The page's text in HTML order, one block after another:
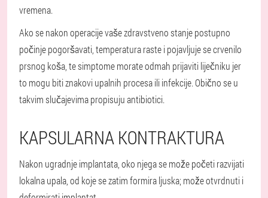
vremena.
Ako se nakon operacije vaše zdravstveno stanje postupno
počinje pogoršavati, temperatura raste i pojavljuje se crvenilo
prsnog koša, te simptome morate odmah prijaviti liječniku jer
to mogu biti znakovi upalnih procesa ili infekcije. Obično se u
takvim slučajevima propisuju antibiotici.
KAPSULARNA KONTRAKTURA
Nakon ugradnje implantata, oko njega se može početi razvijati
lokalna upala, od koje se zatim formira ljuska; može otvrdnuti i